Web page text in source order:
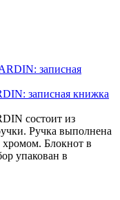
записная книжка
состоит из
Ручка выполнена
хромом. Блокнот в
упакован в